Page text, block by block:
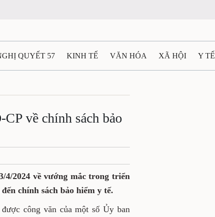
NGHỊ QUYẾT 57 KINH TẾ VĂN HÓA XÃ HỘI Y TẾ
TRƯỜNG THỂ THAO THÔNG TIN - QUẢNG CÁO
NĐ-CP về chính
23/4/2024 về vướng mắc
NĐ-CP liên quan đến